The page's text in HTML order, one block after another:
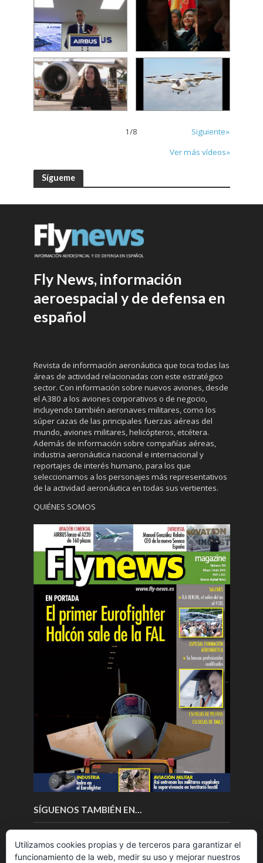
1/8
Siguiente»
Ver más vídeos»
Sígueme
Fly News, información
aeroespacial y de defensa en
español
Revista de información aeronáutica que toca todas las
áreas de actividad relacionadas con este estratégico
sector. Con información sobre nuevos aviones, desde
el A380 a los aviones corporativos o de negocio,
incluyendo también aeronaves militares, como los
súper cazas de las principales fuerzas aéreas del
mundo, aviones militares, helicópteros, etcétera.
Además de información sobre compañías aéreas,
industria aeronáutica nacional e internacional y
reportajes de interés humano, para los que
seleccionamos a los personajes más representativos
de la actividad aeronáutica en todas sus vertientes.
QUIÉNES SOMOS
SÍGUENOS TAMBIÉN EN…
Utilizamos cookies propias y de terceros para garantizar el
funcionamiento de la web, medir su uso y mejorar nuestros